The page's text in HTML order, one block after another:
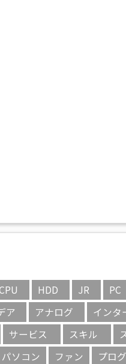
HDD JR PC
ア アナログ
インタ
サービス スキル
パソコン ファン
プロ